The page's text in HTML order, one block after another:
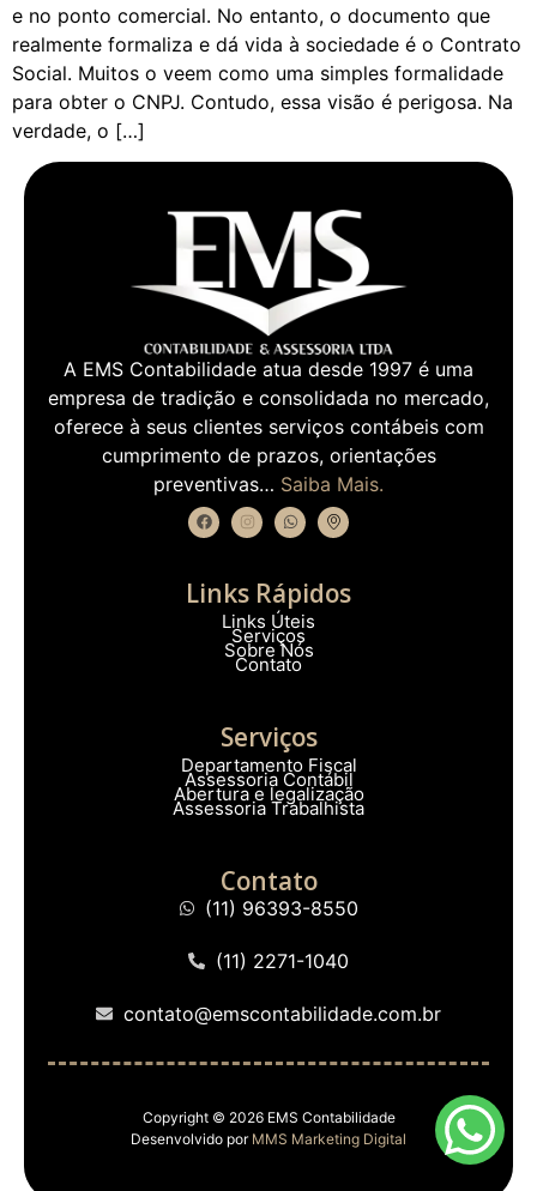
e no ponto comercial. No entanto, o documento que
realmente formaliza e dá vida à sociedade é o Contrato
Social. Muitos o veem como uma simples formalidade
para obter o CNPJ. Contudo, essa visão é perigosa. Na
verdade, o […]
A EMS Contabilidade atua desde 1997 é uma
empresa de tradição e consolidada no mercado,
oferece à seus clientes serviços contábeis com
cumprimento de prazos, orientações
preventivas… Saiba Mais.
Links Rápidos
Links Úteis
Serviços
Sobre Nós
Contato
Serviços
Departamento Fiscal
Assessoria Contábil
Abertura e legalização
Assessoria Trabalhista
Contato
(11) 96393-8550
(11) 2271-1040
contato@emscontabilidade.com.br
Copyright © 2026 EMS Contabilidade
Desenvolvido por MMS Marketing Digital